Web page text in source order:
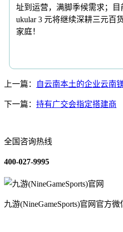
址到运营，满脚季候需求；
ukular 3 元将继续深耕三元百
家庭！
上一篇： 自云南本土的企业云南
下一篇： 持有广交会指定搭建商
全国咨询热线
400-027-9995
九游(NineGameSports)官网官方微